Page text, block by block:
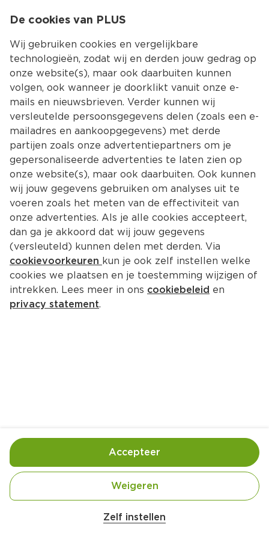
Kies jouw
1 pak mix voor cupcakes naturel (300 g)
100 g roomboter, op kamertemperatuur
De cookies van PLUS
Wij gebruiken cookies en vergelijkbare
technologieën, zodat wij en derden jouw gedrag op
onze website(s), maar ook daarbuiten kunnen
volgen, ook wanneer je doorklikt vanuit onze e-
mails en nieuwsbrieven. Verder kunnen wij
versleutelde persoonsgegevens delen (zoals een e-
mailadres en aankoopgegevens) met derde
partijen zoals onze advertentiepartners om je
gepersonaliseerde advertenties te laten zien op
onze website(s), maar ook daarbuiten. Ook kunnen
wij jouw gegevens gebruiken om analyses uit te
voeren zoals het meten van de effectiviteit van
onze advertenties. Als je alle cookies accepteert,
dan ga je akkoord dat wij jouw gegevens
(versleuteld) kunnen delen met derden. Via
cookievoorkeuren kun je ook zelf instellen welke
cookies we plaatsen en je toestemming wijzigen of
intrekken. Lees meer in ons cookiebeleid en
privacy statement.
Zelf instellen
Weigeren
Accepteer